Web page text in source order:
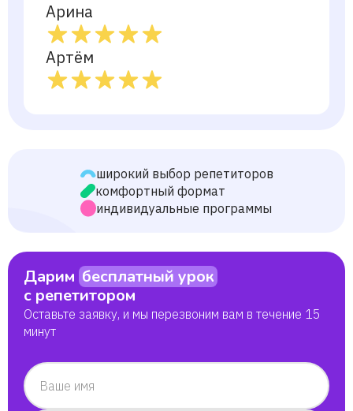
Арина
Артём
широкий выбор репетиторов
комфортный формат
индивидуальные программы
Дарим бесплатный урок
с репетитором
Оставьте заявку, и мы перезвоним вам в течение 15
минут
Ваше имя